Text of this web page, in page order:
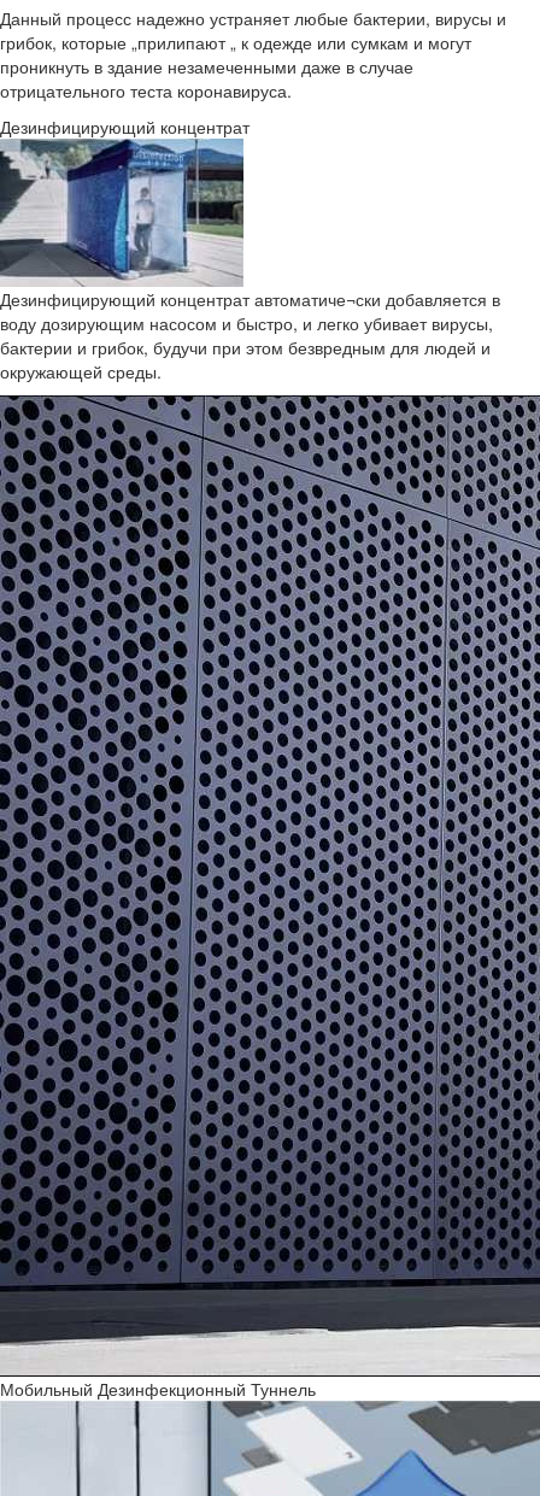
Данный процесс надежно устраняет любые бактерии, вирусы и
грибок, которые „прилипают „ к одежде или сумкам и могут
проникнуть в здание незамеченными даже в случае
отрицательного теста коронавируса.
Дезинфицирующий концентрат
Дезинфицирующий концентрат автоматиче¬ски добавляется в
воду дозирующим насосом и быстро, и легко убивает вирусы,
бактерии и грибок, будучи при этом безвредным для людей и
окружающей среды.
Мобильный Дезинфекционный Туннель